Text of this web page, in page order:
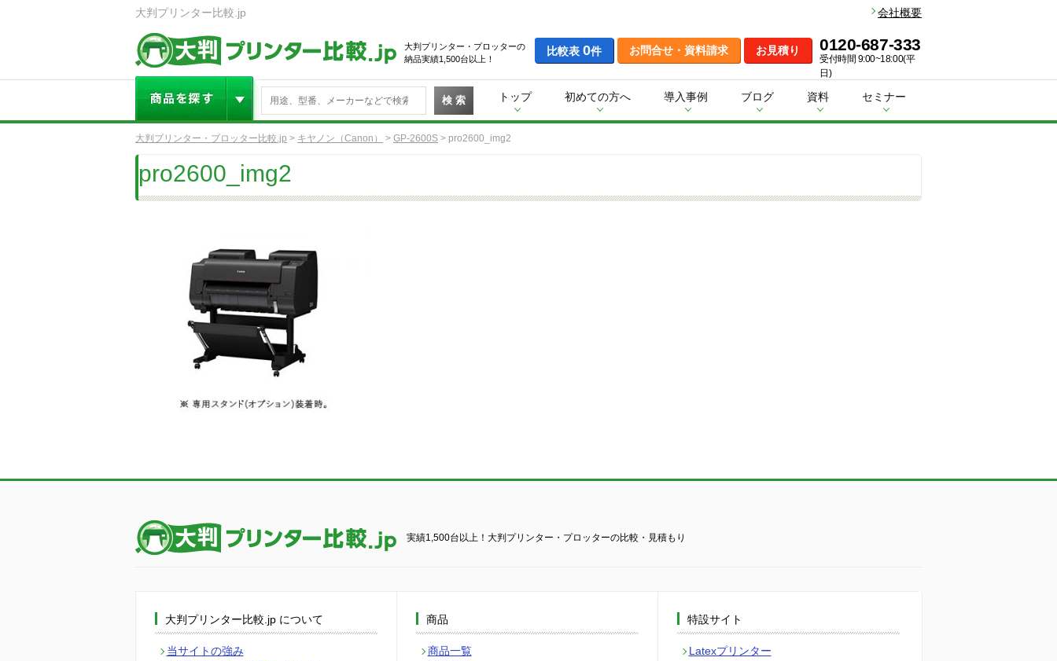
大判プリンター比較.jp 会社概要
大判プリンター・プロッターの
納品実績1,500台以上！
比較表 0件 お問合せ・資料請求 お見積り 0120-687-333
受付時間 9:00~18:00(平
日)
検 索 トップ 初めての方へ 導入事例 ブログ 資料 セミナー
大判プリンター・プロッター比較.jp > キヤノン（Canon） > GP-2600S > pro2600_img2
pro2600_img2
実績1,500台以上！大判プリンター・プロッターの比較・見積もり
大判プリンター比較.jp について
当サイトの強み
商品
商品一覧
特設サイト
Latexプリンター